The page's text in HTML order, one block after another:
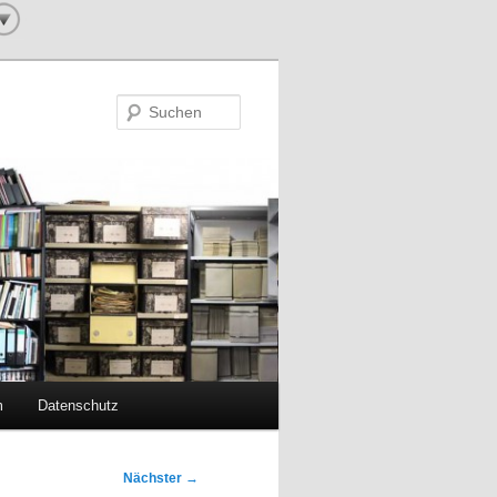
Datenschutz
Nächster →